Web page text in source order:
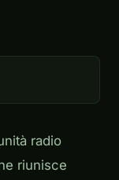
radio
riunisce